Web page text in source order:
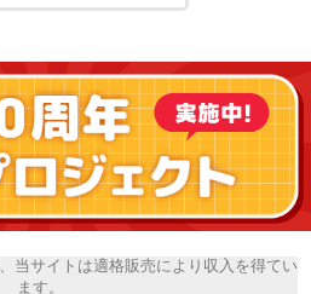
当サイトは適格販売により収入を得てい
ます。